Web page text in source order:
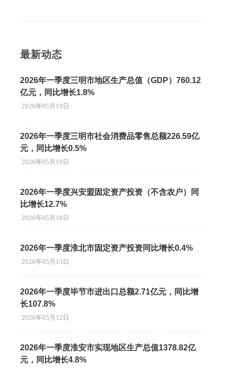
最新动态
2026年一季度三明市地区生产总值（GDP）760.12
亿元，同比增长1.8%
2026年05月19日
2026年一季度三明市社会消费品零售总额226.59亿
元，同比增长0.5%
2026年05月19日
2026年一季度兴安盟固定资产投资（不含农户）同
比增长12.7%
2026年05月18日
2026年一季度淮北市固定资产投资同比增长0.4%
2026年05月13日
2026年一季度毕节市进出口总额2.71亿元，同比增
长107.8%
2026年05月12日
2026年一季度淮安市实现地区生产总值1378.82亿
元，同比增长4.8%